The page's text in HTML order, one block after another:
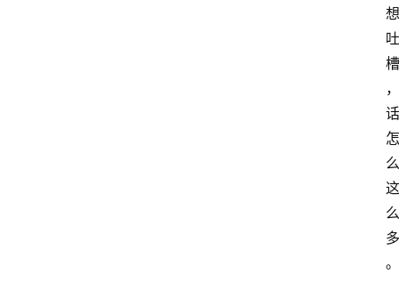
想
吐
槽
，
话
怎
么
这
么
多
。